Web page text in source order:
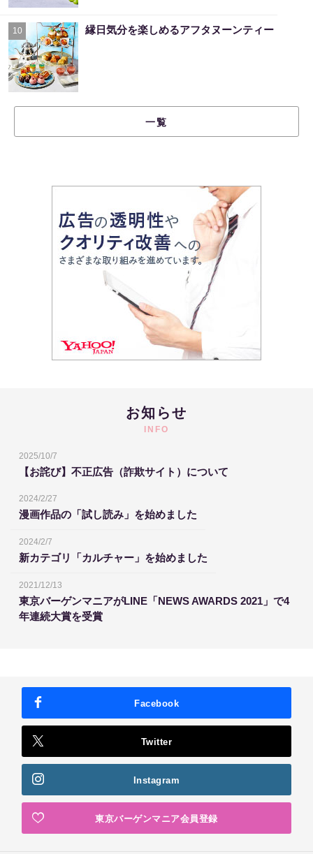
10 縁日気分を楽しめるアフタヌーンティー
一覧
お知らせ
INFO
2025/10/7
【お詫び】不正広告（詐欺サイト）について
2024/2/27
漫画作品の「試し読み」を始めました
2024/2/7
新カテゴリ「カルチャー」を始めました
2021/12/13
東京バーゲンマニアがLINE「NEWS AWARDS 2021」で4
年連続大賞を受賞
Facebook
Twitter
Instagram
東京バーゲンマニア会員登録